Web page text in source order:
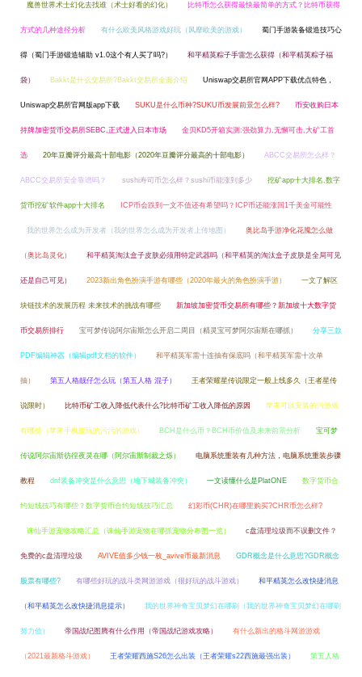
魔兽世界术士幻化去找谁（术士好看的幻化） 比特币怎么获得最快最简单的方式？比特币获得
方式的几种途径分析 有什么欧美风格游戏好玩（风靡欧美的游戏） 蜀门手游装备锻造技巧心
得（蜀门手游锻造辅助 v1.0这个有人买了吗?） 和平精英粽子手雷怎么获得（和平精英粽子福
袋） Bakkt是什么交易所?Bakkt交易所全面介绍 Uniswap交易所官网APP下载优点特色，
Uniswap交易所官网版app下载 SUKU是什么币种?SUKU币发展前景怎么样? 币安收购日本
持牌加密货币交易所SEBC,正式进入日本市场 金贝KD5开箱实测:强劲算力,无懈可击,大矿工首
选 20年豆瓣评分最高十部电影（2020年豆瓣评分最高的十部电影） ABCC交易所怎么样？
ABCC交易所安全靠谱吗？ sushi寿司币怎么样？sushi币能涨到多少 挖矿app十大排名,数字
货币挖矿软件app十大排名 ICP币会跌到一文不值还有希望吗？ICP币还能涨回1千美金可能性
我的世界怎么成为开发者（我的世界怎么成为开发者上传地图） 奥比岛手游净化花魇怎么做
（奥比岛灵化） 和平精英淘汰盒子皮肤必须用特定武器吗（和平精英的淘汰盒子皮肤是全局可见
还是自己可见） 2023新出角色扮演手游有哪些（2020年最火的角色扮演手游） 一文了解区
块链技术的发展历程 未来技术的挑战有哪些 新加坡加密货币交易所有哪些？新加坡十大数字货
币交易所排行 宝可梦传说阿尔宙斯怎么开启二周目（精灵宝可梦阿尔宙斯在哪抓） 分享三款
PDF编辑神器（编辑pdf文档的软件） 和平精英军需十连抽有保底吗（和平精英军需十次单
抽） 第五人格靓仔怎么玩（第五人格 混子） 王者荣耀星传说限定一般上线多久（王者星传
说限时） 比特币矿工收入降低代表什么?比特币矿工收入降低的原因 苹果可以安装的污游戏
有哪些（苹果手机能玩的污污的游戏） BCH是什么币？BCH币价值及未来前景分析 宝可梦
传说阿尔宙斯彷徨夜灵在哪（阿尔宙斯制裁之烁） 电脑系统重装有几种方法，电脑系统重装步骤
教程 dnf装备冲突是什么意思（地下城装备冲突） 一文读懂什么是PlatONE 数字货币合
约短线技巧有哪些？数字货币合约短线技巧汇总 幻彩币(CHR)在哪里购买?CHR币怎么样?
诛仙手游宠物攻略汇总（诛仙手游宠物在哪抓宠物分布图一览） c盘清理垃圾而不误删文件？
免费的c盘清理垃圾 AVIVE值多少钱一枚_avive币最新消息 GDR概念是什么意思?GDR概念
股票有哪些? 有哪些好玩的战斗类网游游戏（很好玩的战斗游戏） 和平精英怎么改快捷消息
（和平精英怎么改快捷消息提示） 我的世界神奇宝贝梦幻在哪刷（我的世界神奇宝贝梦幻在哪刷
努力值） 帝国战纪图腾有什么作用（帝国战纪游戏攻略） 有什么新出的格斗网游游戏
（2021最新格斗游戏） 王者荣耀西施S26怎么出装（王者荣耀s22西施最强出装） 第五人格